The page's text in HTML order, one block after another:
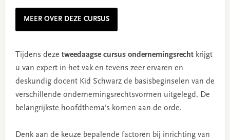
MEER OVER DEZE CURSUS
Tijdens deze tweedaagse cursus ondernemingsrechtkrijgt
u van expert in het vak en tevens zeer ervaren en
deskundig docent Kid Schwarz de basisbeginselen van de
verschillende ondernemingsrechtsvormen uitgelegd. De
belangrijkste hoofdthema’s komen aan de orde.
Denk aan de keuze bepalende factoren bij inrichting van